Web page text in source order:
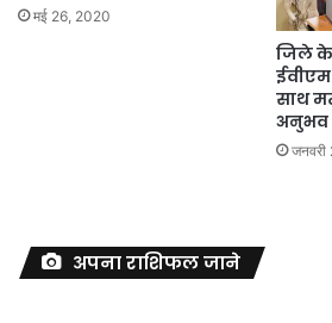
मई 26, 2020
जिले के
साथ
अनुभव
अपना राशिफल जाने